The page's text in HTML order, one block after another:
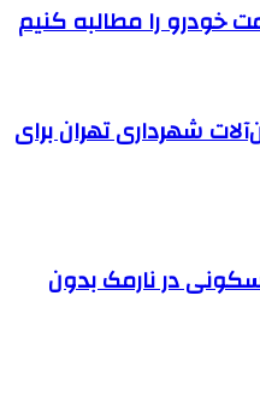
خودرو را مطالبه کنیم
شهرداری تهران برای
در نارمک بدون